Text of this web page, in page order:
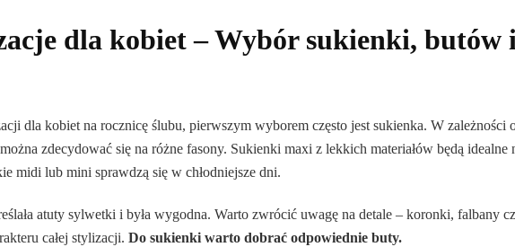
dla kobiet – Wybór sukienki, butów i
dla kobiet na rocznicę ślubu, pierwszym wyborem często jest sukienka. W zależności
zdecydować się na różne fasony. Sukienki maxi z lekkich materiałów będą idealne
midi lub mini sprawdzą się w chłodniejsze dni.
atuty sylwetki i była wygodna. Warto zwrócić uwagę na detale – koronki, falbany
całej stylizacji. Do sukienki warto dobrać odpowiednie buty.